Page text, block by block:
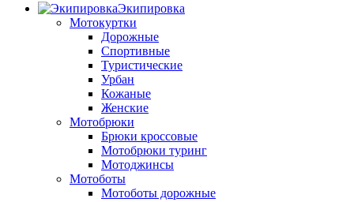
Экипировка
Мотокуртки
Дорожные
Спортивные
Туристические
Урбан
Кожаные
Женские
Мотобрюки
Брюки кроссовые
Мотобрюки туринг
Мотоджинсы
Мотоботы
Мотоботы дорожные